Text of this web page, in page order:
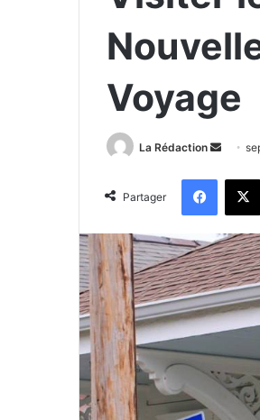
Voyage
La Rédaction
o
y
e
r
u
n
u
Partager